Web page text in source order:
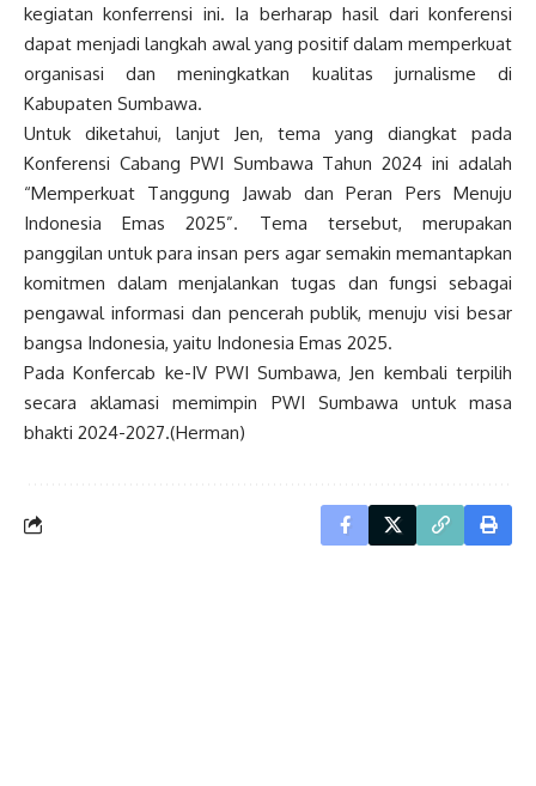
kegiatan konferrensi ini. Ia berharap hasil dari konferensi
dapat menjadi langkah awal yang positif dalam memperkuat
organisasi dan meningkatkan kualitas jurnalisme di
Kabupaten Sumbawa.
Untuk diketahui, lanjut Jen, tema yang diangkat pada
Konferensi Cabang PWI Sumbawa Tahun 2024 ini adalah
“Memperkuat Tanggung Jawab dan Peran Pers Menuju
Indonesia Emas 2025”. Tema tersebut, merupakan
panggilan untuk para insan pers agar semakin memantapkan
komitmen dalam menjalankan tugas dan fungsi sebagai
pengawal informasi dan pencerah publik, menuju visi besar
bangsa Indonesia, yaitu Indonesia Emas 2025.
Pada Konfercab ke-IV PWI Sumbawa, Jen kembali terpilih
secara aklamasi memimpin PWI Sumbawa untuk masa
bhakti 2024-2027.(Herman)